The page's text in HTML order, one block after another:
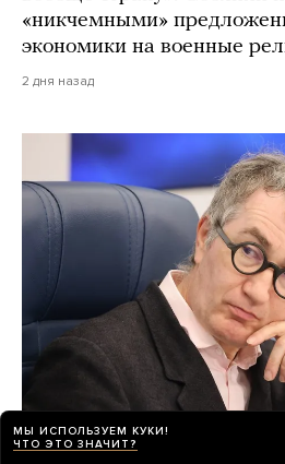
«никчемными»
экономики на военные
2 дня назад
Ректор ГИТИСа Григорий
МЫ ИСПОЛЬЗУЕМ КУКИ!
ЧТО ЭТО ЗНАЧИТ?